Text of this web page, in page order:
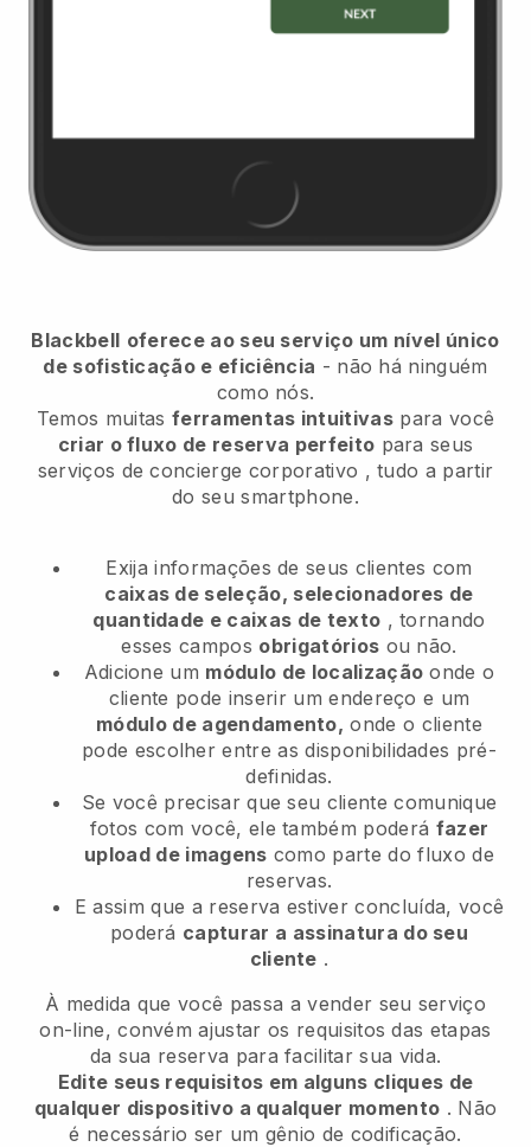
Blackbell oferece ao seu serviço um nível único
de sofisticação e eficiência - não há ninguém
como nós.
Temos muitas ferramentas intuitivas para você
criar o fluxo de reserva perfeito para seus
serviços de concierge corporativo , tudo a partir
do seu smartphone.
Exija informações de seus clientes com
caixas de seleção, selecionadores de
quantidade e caixas de texto , tornando
esses campos obrigatórios ou não.
Adicione um módulo de localização onde o
cliente pode inserir um endereço e um
módulo de agendamento, onde o cliente
pode escolher entre as disponibilidades pré-
definidas.
Se você precisar que seu cliente comunique
fotos com você, ele também poderá fazer
upload de imagens como parte do fluxo de
reservas.
E assim que a reserva estiver concluída, você
poderá capturar a assinatura do seu
cliente .
À medida que você passa a vender seu serviço
on-line, convém ajustar os requisitos das etapas
da sua reserva para facilitar sua vida.
Edite seus requisitos em alguns cliques de
qualquer dispositivo a qualquer momento . Não
é necessário ser um gênio de codificação.